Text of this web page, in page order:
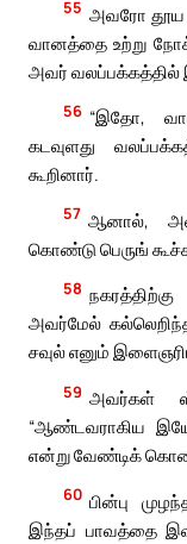
55 அவரோ தூய
வானத்தை உற்று
அவர் வலப்பக்கத்தில்
56 “இதோ,
கடவுளது
கூறினார்.
57 ஆனால்,
கொண்டு பெருங்
58
அவர்மேல்
சவுல் எனும்
59 அவர்கள்
“ஆண்டவராகிய
என்று வேண்டிக்
60 பின்பு
இந்தப் பாவத்தை